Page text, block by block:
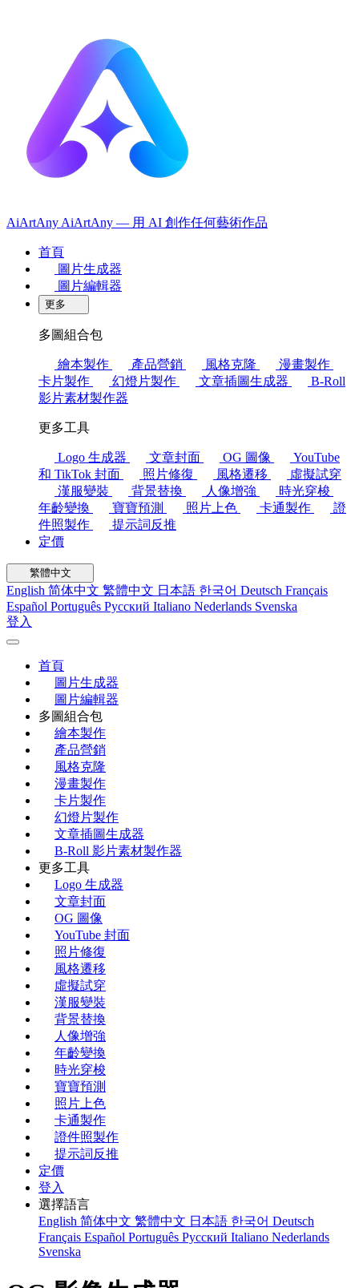
AiArtAny AiArtAny — 用 AI 創作任何藝術作品
首頁
圖片生成器
圖片編輯器
更多
多圖組合包
繪本製作 產品營銷 風格克隆
漫畫製作
卡片製作
幻燈片製作 文章插圖生成器
B-Roll
影片素材製作器
更多工具
Logo 生成器 文章封面 OG 圖像
YouTube
和 TikTok 封面
照片修復 風格遷移
虛擬試穿
漢服變裝
背景替換 人像增強
時光穿梭
年齡變換
寶寶預測 照片上色 卡通製作
證
件照製作
提示詞反推
定價
繁體中文
English 简体中文 繁體中文 日本語 한국어 Deutsch Français
Español Português Русский Italiano Nederlands Svenska
登入
首頁
圖片生成器
圖片編輯器
多圖組合包
繪本製作
產品營銷
風格克隆
漫畫製作
卡片製作
幻燈片製作
文章插圖生成器
B-Roll 影片素材製作器
更多工具
Logo 生成器
文章封面
OG 圖像
YouTube 封面
照片修復
風格遷移
虛擬試穿
漢服變裝
背景替換
人像增強
年齡變換
時光穿梭
寶寶預測
照片上色
卡通製作
證件照製作
提示詞反推
定價
登入
選擇語言
English 简体中文 繁體中文 日本語 한국어 Deutsch
Français Español Português Русский Italiano Nederlands
Svenska